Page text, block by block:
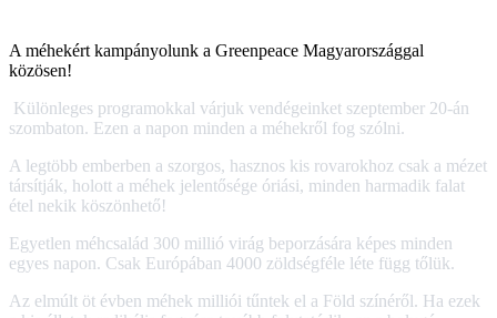
A méhekért kampányolunk a Greenpeace Magyarországgal
közösen!
Különleges programokkal várjuk vendégeinket szeptember 20-án
szombaton. Ezen a napon minden a méhekről fog szólni.
A legtöbb emberben a szorgos, hasznos kis rovarokhoz csak a mézet
társítják, holott a méhek jelentősége óriási, minden harmadik falat
étel nekik köszönhető!
Egyetlen méhcsalád 300 millió virág beporzására képes minden
egyes napon. Csak Európában 4000 zöldségféle léte függ tőlük.
Az elmúlt öt évben méhek milliói tűntek el a Föld színéről. Ha ezek